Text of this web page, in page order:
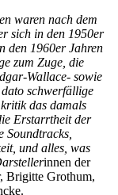
waren nach dem
sich in den 1950er
den 1960er Jahren
zum Zuge, die
Wallace- sowie
schwerfällige
das damals
Erstarrtheit der
Soundtracks,
und alles, was
innen der
Brigitte Grothum,